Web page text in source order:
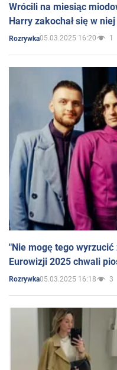
Wrócili na miesiąc
Harry zakochał się w
Rozrywka05.03.2025 16:20 1
"Nie mogę tego
Eurowizji 2025 chwali
Rozrywka05.03.2025 16:18 3